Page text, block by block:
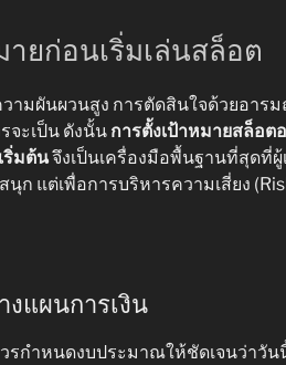
ยก่อนเริ่มเล่นสล็อต
ามผันผวนสูง การตัดสินใจด้วยอาร
จะเป็น ดังนั้น การตั้งเป้าหมายสล็อต
ริ่มต้นจึงเป็นเครื่องมือพื้นฐานที่สุดที่ผู้
ก แต่เพื่อการบริหารความเสี่ยง
แผนการเงิน
รกำหนดงบประมาณให้ชัดเจนว่าวัน